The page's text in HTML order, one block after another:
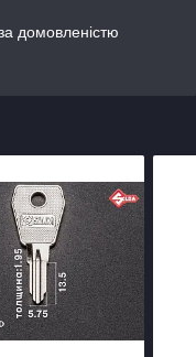
домовленістю